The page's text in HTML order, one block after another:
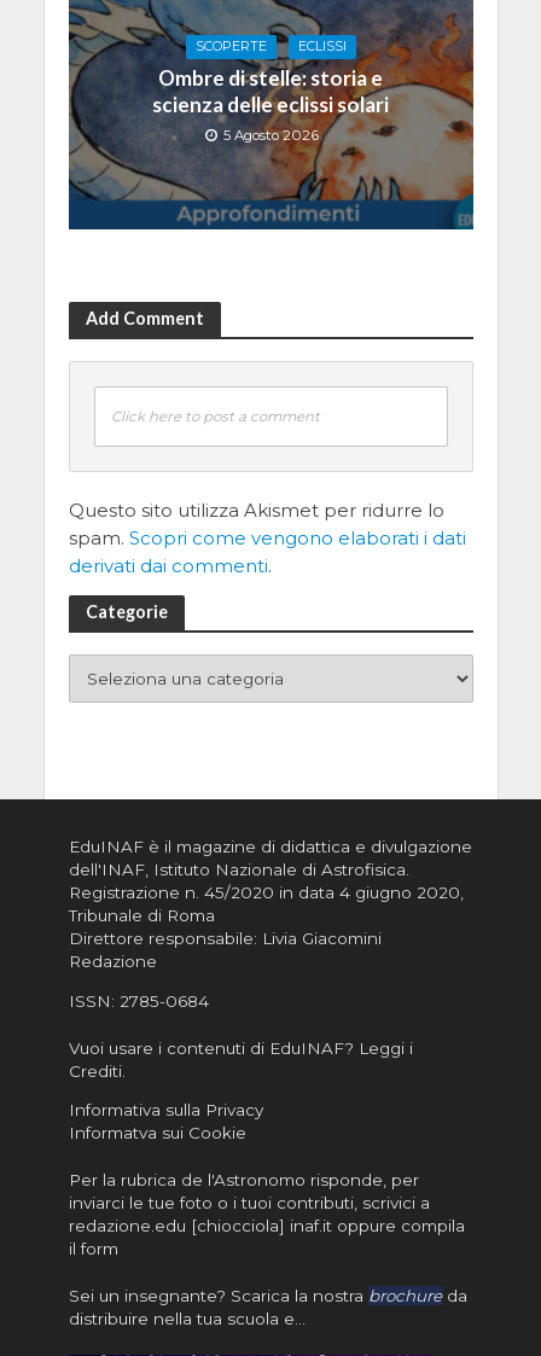
SCOPERTE ECLISSI
Ombre di stelle: storia e
scienza delle eclissi solari
5 Agosto 2026
Add Comment
Click here to post a comment
Questo sito utilizza Akismet per ridurre lo
spam. Scopri come vengono elaborati i dati
derivati dai commenti.
Categorie
EduINAF è il magazine di didattica e divulgazione
dell'INAF, Istituto Nazionale di Astrofisica.
Registrazione n. 45/2020 in data 4 giugno 2020,
Tribunale di Roma
Direttore responsabile: Livia Giacomini
Redazione
ISSN: 2785-0684
Vuoi usare i contenuti di EduINAF? Leggi i
Crediti.
Informativa sulla Privacy
Informatva sui Cookie
Per la rubrica de l'Astronomo risponde, per
inviarci le tue foto o i tuoi contributi, scrivici a
redazione.edu [chiocciola] inaf.it oppure compila
il form
Sei un insegnante? Scarica la nostra brochureda
distribuire nella tua scuola e…